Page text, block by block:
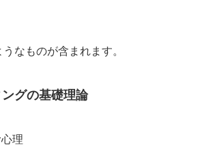
なものが含まれます。
グの基礎理論
理